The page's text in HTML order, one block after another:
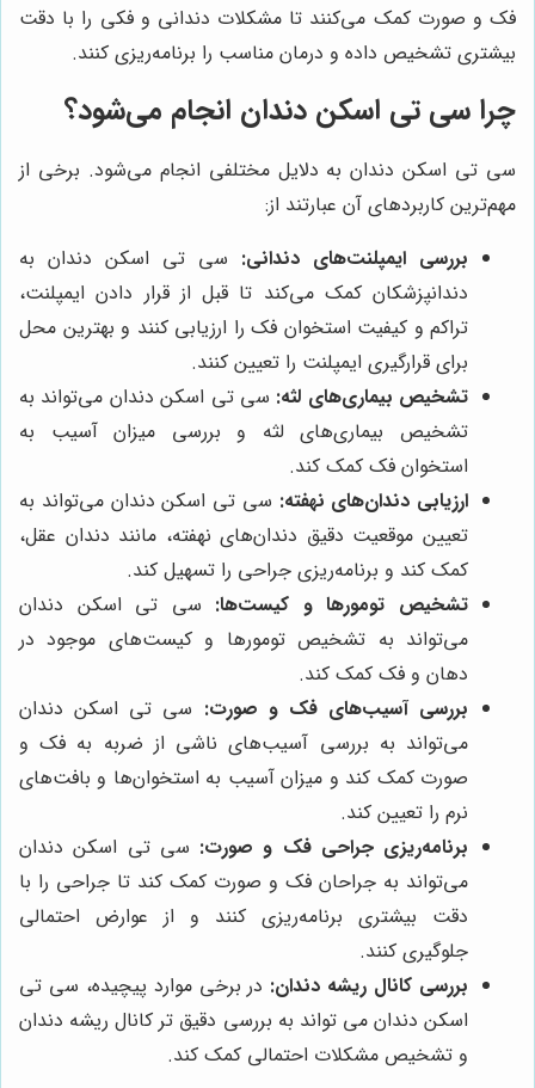
فک و صورت کمک می‌کنند تا مشکلات دندانی و فکی را با دقت
بیشتری تشخیص داده و درمان مناسب را برنامه‌ریزی کنند.
چرا سی تی اسکن دندان انجام می‌شود؟
سی تی اسکن دندان به دلایل مختلفی انجام می‌شود. برخی از
مهم‌ترین کاربردهای آن عبارتند از:
بررسی ایمپلنت‌های دندانی: سی تی اسکن دندان به
دندانپزشکان کمک می‌کند تا قبل از قرار دادن ایمپلنت،
تراکم و کیفیت استخوان فک را ارزیابی کنند و بهترین محل
برای قرارگیری ایمپلنت را تعیین کنند.
تشخیص بیماری‌های لثه: سی تی اسکن دندان می‌تواند به
تشخیص بیماری‌های لثه و بررسی میزان آسیب به
استخوان فک کمک کند.
ارزیابی دندان‌های نهفته: سی تی اسکن دندان می‌تواند به
تعیین موقعیت دقیق دندان‌های نهفته، مانند دندان عقل،
کمک کند و برنامه‌ریزی جراحی را تسهیل کند.
تشخیص تومورها و کیست‌ها: سی تی اسکن دندان
می‌تواند به تشخیص تومورها و کیست‌های موجود در
دهان و فک کمک کند.
بررسی آسیب‌های فک و صورت: سی تی اسکن دندان
می‌تواند به بررسی آسیب‌های ناشی از ضربه به فک و
صورت کمک کند و میزان آسیب به استخوان‌ها و بافت‌های
نرم را تعیین کند.
برنامه‌ریزی جراحی فک و صورت: سی تی اسکن دندان
می‌تواند به جراحان فک و صورت کمک کند تا جراحی را با
دقت بیشتری برنامه‌ریزی کنند و از عوارض احتمالی
جلوگیری کنند.
بررسی کانال ریشه دندان: در برخی موارد پیچیده، سی تی
اسکن دندان می تواند به بررسی دقیق تر کانال ریشه دندان
و تشخیص مشکلات احتمالی کمک کند.